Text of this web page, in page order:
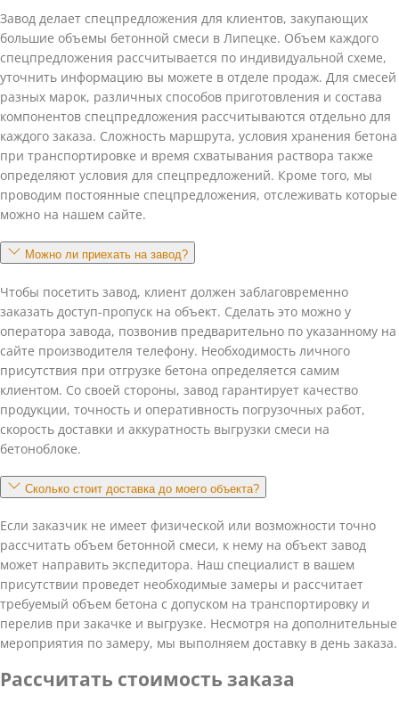
Завод делает спецпредложения для клиентов, закупающих
большие объемы бетонной смеси в Липецке. Объем каждого
спецпредложения рассчитывается по индивидуальной схеме,
уточнить информацию вы можете в отделе продаж. Для смесей
разных марок, различных способов приготовления и состава
компонентов спецпредложения рассчитываются отдельно для
каждого заказа. Сложность маршрута, условия хранения бетона
при транспортировке и время схватывания раствора также
определяют условия для спецпредложений. Кроме того, мы
проводим постоянные спецпредложения, отслеживать которые
можно на нашем сайте.
Можно ли приехать на завод?
Чтобы посетить завод, клиент должен заблаговременно
заказать доступ-пропуск на объект. Сделать это можно у
оператора завода, позвонив предварительно по указанному на
сайте производителя телефону. Необходимость личного
присутствия при отгрузке бетона определяется самим
клиентом. Со своей стороны, завод гарантирует качество
продукции, точность и оперативность погрузочных работ,
скорость доставки и аккуратность выгрузки смеси на
бетоноблоке.
Сколько стоит доставка до моего объекта?
Если заказчик не имеет физической или возможности точно
рассчитать объем бетонной смеси, к нему на объект завод
может направить экспедитора. Наш специалист в вашем
присутствии проведет необходимые замеры и рассчитает
требуемый объем бетона с допуском на транспортировку и
перелив при закачке и выгрузке. Несмотря на дополнительные
мероприятия по замеру, мы выполняем доставку в день заказа.
Рассчитать стоимость заказа